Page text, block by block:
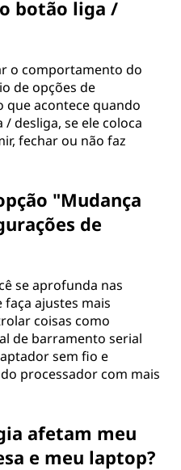
botão liga /
o comportamento do
de opções de
que acontece quando
desliga, se ele coloca
fechar ou não faz
"Mudança
de
se aprofunda nas
ajustes mais
coisas como
de barramento serial
sem fio e
processador com mais
afetam meu
e meu laptop?